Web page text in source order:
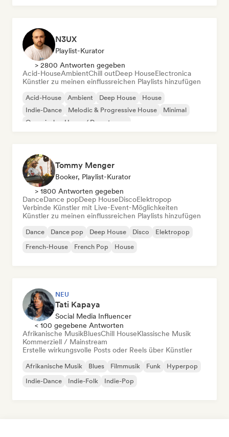
N3UX
Playlist-Kurator
> 2800 Antworten gegeben
Acid-HouseAmbientChill outDeep HouseElectronica
Künstler zu meinen einflussreichen Playlists hinzufügen
Acid-House Ambient Deep House
House
Indie-Dance
Melodic & Progressive House
Minimal
Organischer House / Downtempo
Tommy Menger
Booker, Playlist-Kurator
> 1800 Antworten gegeben
DanceDance popDeep HouseDiscoElektropop
Verbinde Künstler mit Live-Event-Möglichkeiten
Künstler zu meinen einflussreichen Playlists hinzufügen
Dance Dance pop Deep House Disco
Elektropop
French-House
French Pop House
NEU
Tati Kapaya
Social Media Influencer
< 100 gegebene Antworten
Afrikanische MusikBluesChill HouseKlassische Musik
Kommerziell / Mainstream
Erstelle wirkungsvolle Posts oder Reels über Künstler
Afrikanische Musik Blues Filmmusik Funk
Hyperpop
Indie-Dance
Indie-Folk Indie-Pop